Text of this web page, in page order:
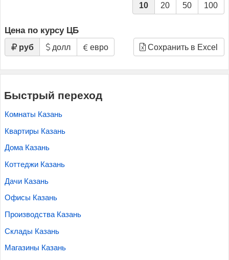
10 20 50 100
Цена по курсу ЦБ
руб долл евро Сохранить в Excel
Быстрый переход
Комнаты Казань
Квартиры Казань
Дома Казань
Коттеджи Казань
Дачи Казань
Офисы Казань
Производства Казань
Склады Казань
Магазины Казань